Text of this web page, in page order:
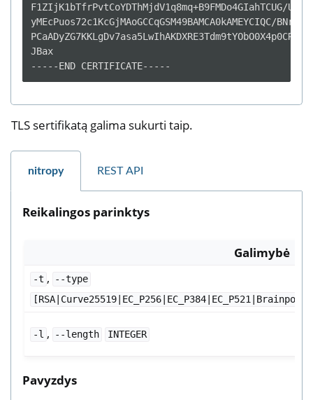
F1ZIjK1bTfrPvtCoYDThMjdV1q8mq+B9FMDo4GIahTCUG/
yMEcPuos72c1KcGjMAoGCCqGSM49BAMCA0kAMEYCIQC/
JBax
TLS sertifikatą galima sukurti taip.
nitropy REST API
Reikalingos parinktys
Galimybė
-t ,
--type
-l , --length INTEGER
Pavyzdys